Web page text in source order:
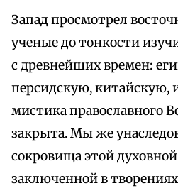
Запад просмотрел
ученые до тонкости
с древнейших времен:
персидскую, китайскую,
мистика православного
закрыта. Мы же
сокровища этой
заключенной в